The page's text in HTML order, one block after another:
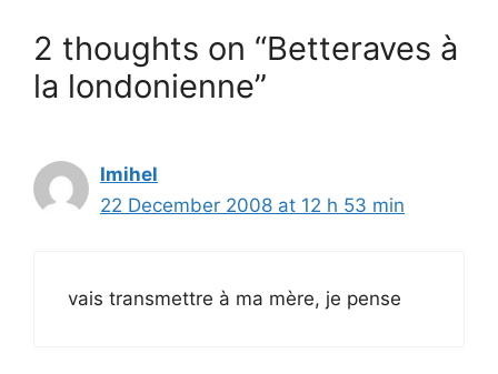
2 thoughts on “Betteraves à
la londonienne”
Imihel
22 December 2008 at 12 h 53 min
vais transmettre à ma mère, je pense